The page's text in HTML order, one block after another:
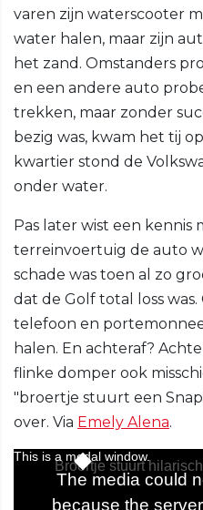
varen zijn waterscooter
water halen, maar zijn
het zand. Omstanders
en een andere auto
trekken, maar zonder
bezig was, kwam het tij
kwartier stond de
onder water.
Pas later wist een kennis
terreinvoertuig de auto
schade was toen al zo
dat de Golf total loss
telefoon en
halen. En achteraf?
flinke domper ook
"broertje stuurt een
over. Via Emely Alena.